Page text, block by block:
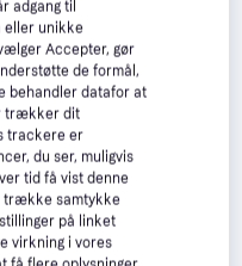
adgang til
eller unikke
Accepter, gør
de formål,
behandler datafor at
trækker dit
trackere er
du ser, muligvis
tid få vist denne
trække samtykke
på linket
virkning i vores